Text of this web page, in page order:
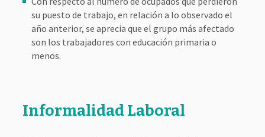
su puesto de trabajo, en relación a lo observado el
año anterior, se aprecia que el grupo más afectado
son los trabajadores con educación primaria o
menos.
Informalidad Laboral